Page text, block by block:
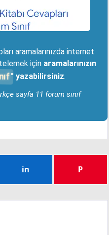
aramalarınızda internet
için aramalarınızın
" yazabilirsiniz.
sayfa 11 forum sınıf
in P